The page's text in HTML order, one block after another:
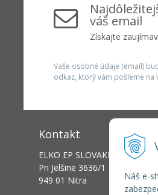
Náš e-
váš email
Získajte
Vaše osobné údaje (email)
odkaz, ktorý vám pošleme
Kontakt
ELKO EP SLOVAKIA, s.r.o.
Pri Jelšine 3636/1
949 01 Nitra